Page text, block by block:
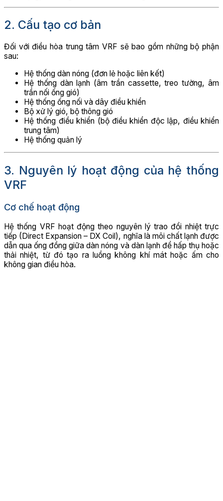
2. Cấu tạo cơ bản
Đối với điều hòa trung tâm VRF sẽ bao gồm những bộ phận
sau:
Hệ thống dàn nóng (đơn lẻ hoặc liên kết)
Hệ thống dàn lạnh (âm trần cassette, treo tường, âm
trần nối ống gió)
Hệ thống ống nối và dây điều khiển
Bộ xử lý gió, bộ thông gió
Hệ thống điều khiển (bộ điều khiển độc lập, điều khiển
trung tâm)
Hệ thống quản lý
3. Nguyên lý hoạt động của hệ thống
VRF
Cơ chế hoạt động
Hệ thống VRF hoạt động theo nguyên lý trao đổi nhiệt trực
tiếp (Direct Expansion – DX Coil), nghĩa là môi chất lạnh được
dẫn qua ống đồng giữa dàn nóng và dàn lạnh để hấp thụ hoặc
thải nhiệt, từ đó tạo ra luồng không khí mát hoặc ấm cho
không gian điều hòa.